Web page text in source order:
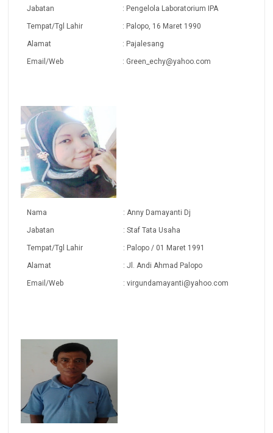
Jabatan : Pengelola Laboratorium IPA
Tempat/Tgl Lahir : Palopo, 16 Maret 1990
Alamat : Pajalesang
Email/Web : Green_echy@yahoo.com
Nama : Anny Damayanti Dj
Jabatan : Staf Tata Usaha
Tempat/Tgl Lahir : Palopo / 01 Maret 1991
Alamat : Jl. Andi Ahmad Palopo
Email/Web : virgundamayanti@yahoo.com